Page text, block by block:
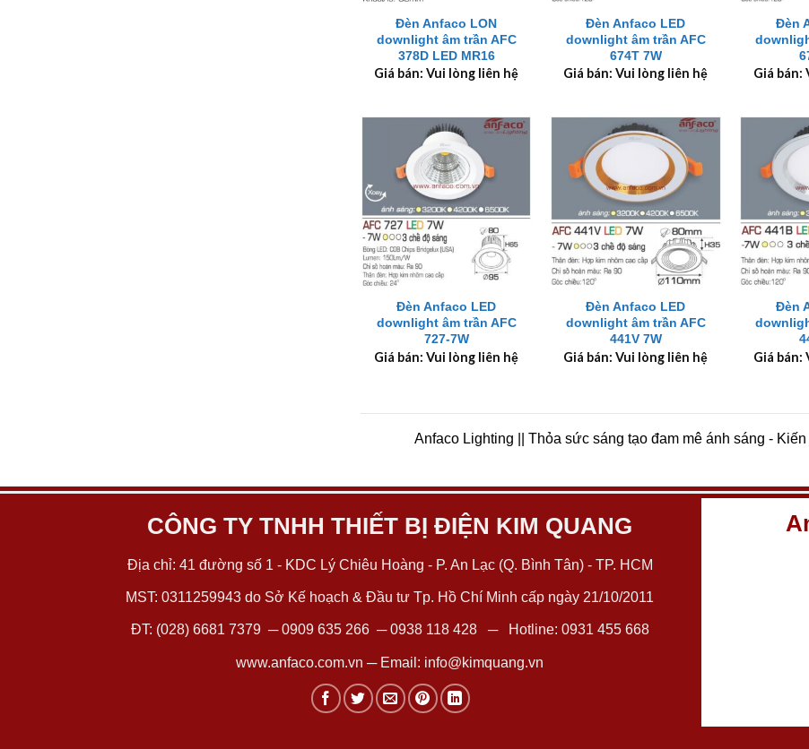
Đèn Anfaco LON
downlight âm trần AFC
378D LED MR16
Giá bán: Vui lòng liên hệ
Đèn Anfaco LED
downlight âm trần AFC
674T 7W
Giá bán: Vui lòng liên hệ
Đèn
Giá bán:
+
Đèn Anfaco LED
downlight âm trần AFC
727-7W
Giá bán: Vui lòng liên hệ
+
Đèn Anfaco LED
downlight âm trần AFC
441V 7W
Giá bán: Vui lòng liên hệ
+
Đèn
Giá bán:
Anfaco Lighting || Thỏa sức sáng tạo đam mê ánh sáng -
CÔNG TY TNHH THIẾT BỊ ĐIỆN KIM QUANG
Địa chỉ: 41 đường số 1 - KDC Lý Chiêu Hoàng - P. An Lạc (Q. Bình Tân) - TP. HCM
MST: 0311259943 do Sở Kế hoạch & Đầu tư Tp. Hồ Chí Minh cấp ngày 21/10/2011
ĐT: (028) 6681 7379 ─0909 635 266─0938 118 428─ Hotline: 0931 455 668
www.anfaco.com.vn ─ Email: info@kimquang.vn